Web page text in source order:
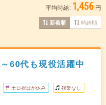
平均時給: 1,456 円
新着順 時給順
60代も現役活躍中
土日祝日が休み 残業なし